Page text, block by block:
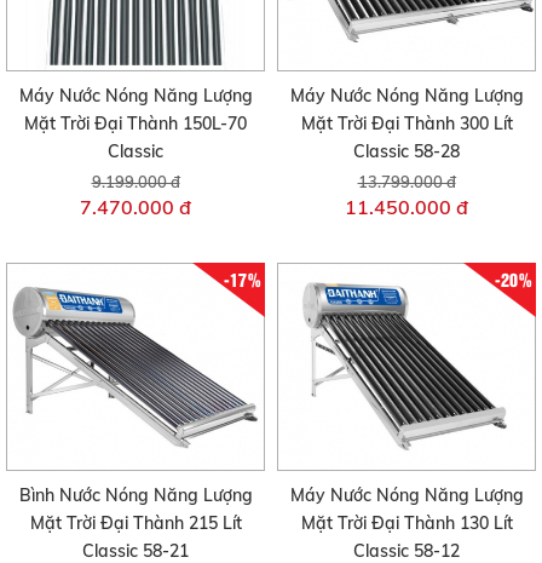
Máy Nước Nóng Năng Lượng
Mặt Trời Đại Thành 150L-70
Classic
9.199.000 đ
7.470.000 đ
Máy Nước Nóng Năng Lượng
Mặt Trời Đại Thành 300 Lít
Classic 58-28
13.799.000 đ
11.450.000 đ
-17%
Bình Nước Nóng Năng Lượng
Mặt Trời Đại Thành 215 Lít
Classic 58-21
-20%
Máy Nước Nóng Năng Lượng
Mặt Trời Đại Thành 130 Lít
Classic 58-12